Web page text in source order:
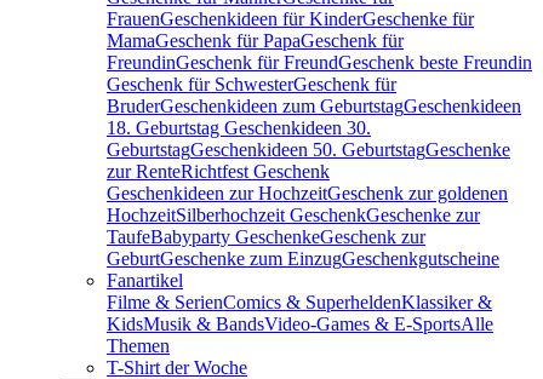
FrauenGeschenkideen für KinderGeschenke für
MamaGeschenk für PapaGeschenk für
FreundinGeschenk für FreundGeschenk beste Freundin
Geschenk für SchwesterGeschenk für
BruderGeschenkideen zum GeburtstagGeschenkideen
18. Geburtstag Geschenkideen 30.
GeburtstagGeschenkideen 50. GeburtstagGeschenke
zur RenteRichtfest Geschenk
Geschenkideen zur HochzeitGeschenk zur goldenen
HochzeitSilberhochzeit GeschenkGeschenke zur
TaufeBabyparty GeschenkeGeschenk zur
GeburtGeschenke zum EinzugGeschenkgutscheine
Fanartikel
Filme & SerienComics & SuperheldenKlassiker &
KidsMusik & BandsVideo-Games & E-SportsAlle
Themen
T-Shirt der Woche